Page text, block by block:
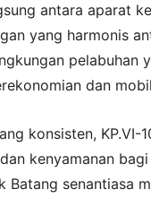
antara aparat
yang harmonis
pelabuhan
dan
konsisten,
kenyamanan
Batang senantiasa